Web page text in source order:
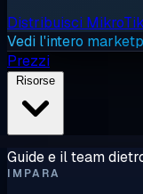
Distribuisci
Vedi l'intero
Prezzi
Guide e il team
IMPARA